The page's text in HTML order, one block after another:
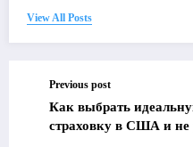
View All Posts
Previous post
Как выбрать
страховку в США и не